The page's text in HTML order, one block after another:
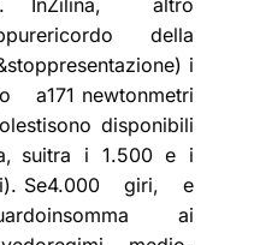
a
sui
Se
ricordo della
presentazione) i
171 newtonmetri
sono disponibili
tra i 1.500 e i
4.000 giri, e
insomma ai